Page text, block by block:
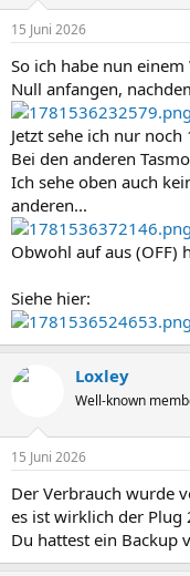
15 Juni 2026
So ich habe nun
Null anfangen,
Jetzt sehe ich nur noch
Bei den anderen
Ich sehe oben auch
anderen...
Obwohl auf aus (OFF)
Siehe hier:
Loxley
Well-known
15 Juni 2026
Der Verbrauch wurde
es ist wirklich der Plug
Du hattest ein Backup